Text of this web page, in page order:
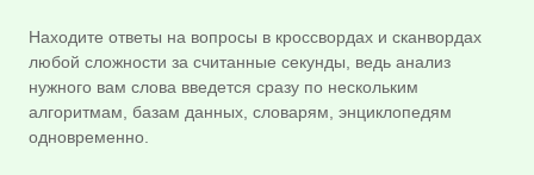
Находите ответы на вопросы в кроссвордах и сканвордах
любой сложности за считанные секунды, ведь анализ
нужного вам слова введется сразу по нескольким
алгоритмам, базам данных, словарям, энциклопедям
одновременно.